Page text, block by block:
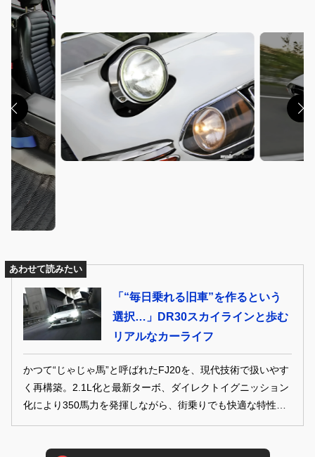
あわせて読みたい
「“毎日乗れる旧車”を作るという
選択…」DR30スカイラインと歩む
リアルなカーライフ
かつて“じゃじゃ馬”と呼ばれたFJ20を、現代技術で扱いやす
く再構築。2.1L化と最新ターボ、ダイレクトイグニッション
化により350馬力を発揮しながら、街乗りでも快適な特性を
実現。速さだけでなく質を追求した、大人のためのDR30